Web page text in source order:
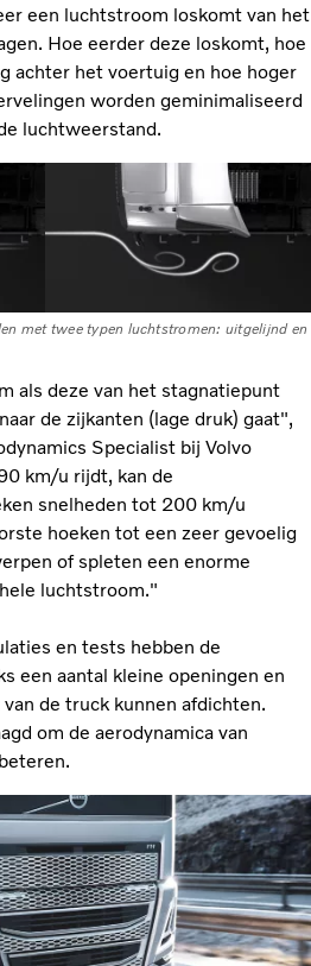
een luchtstroom loskomt van het
Hoe eerder deze loskomt, hoe
achter het voertuig en hoe hoger
worden geminimaliseerd
luchtweerstand.
met twee typen luchtstromen: uitgelijnd en
als deze van het stagnatiepunt
de zijkanten (lage druk) gaat",
Specialist bij Volvo
km/u rijdt, kan de
snelheden tot 200 km/u
hoeken tot een zeer gevoelig
of spleten een enorme
luchtstroom."
en tests hebben de
een aantal kleine openingen en
de truck kunnen afdichten.
om de aerodynamica van